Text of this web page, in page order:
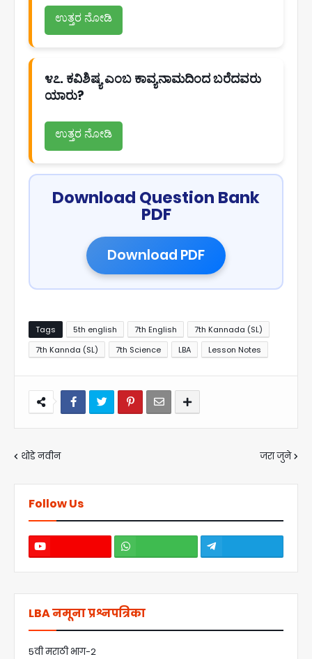
ಉತ್ತರ ನೋಡಿ
೪೭. ಕವಿಶಿಷ್ಯ ಎಂಬ ಕಾವ್ಯನಾಮದಿಂದ ಬರೆದವರು
ಯಾರು?
ಉತ್ತರ ನೋಡಿ
Download Question Bank
PDF
Download PDF
Tags 5th english 7th English
7th Kannada (SL)
7th Kannda (SL)
7th Science LBA Lesson Notes
थोडे नवीन जरा जुने
Follow Us
LBA नमूना प्रश्नपत्रिका
5वी मराठी भाग-2